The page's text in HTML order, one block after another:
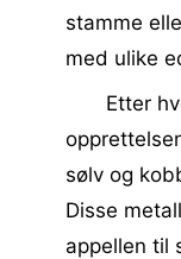
stamme
med ulike
Etter
sølv og
Disse
appellen til